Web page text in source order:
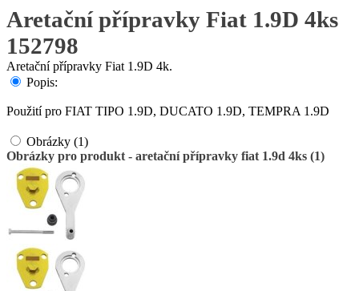
Aretační přípravky Fiat 1.9D 4ks
152798
Aretační přípravky Fiat 1.9D 4k.
Popis:
Použití pro FIAT TIPO 1.9D, DUCATO 1.9D, TEMPRA 1.9D
Obrázky (1)
Obrázky pro produkt - aretační přípravky fiat 1.9d 4ks (1)